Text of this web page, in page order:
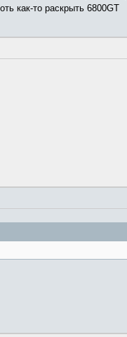
как-то раскрыть 6800GT